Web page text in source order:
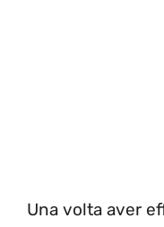
Una volta aver